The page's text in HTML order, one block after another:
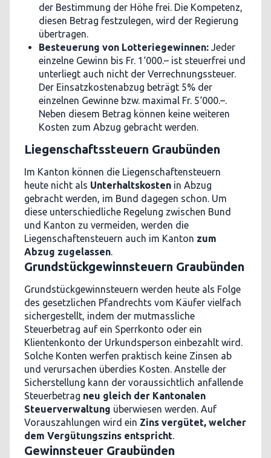
der Bestimmung der Höhe frei. Die Kompetenz,
diesen Betrag festzulegen, wird der Regierung
übertragen.
Besteuerung von Lotteriegewinnen: Jeder
einzelne Gewinn bis Fr. 1‘000.– ist steuerfrei und
unterliegt auch nicht der Verrechnungssteuer.
Der Einsatzkostenabzug beträgt 5% der
einzelnen Gewinne bzw. maximal Fr. 5‘000.–.
Neben diesem Betrag können keine weiteren
Kosten zum Abzug gebracht werden.
Liegenschaftssteuern Graubünden
Im Kanton können die Liegenschaftensteuern
heute nicht als Unterhaltskosten in Abzug
gebracht werden, im Bund dagegen schon. Um
diese unterschiedliche Regelung zwischen Bund
und Kanton zu vermeiden, werden die
Liegenschaftensteuern auch im Kanton zum
Abzug zugelassen.
Grundstückgewinnsteuern Graubünden
Grundstückgewinnsteuern werden heute als Folge
des gesetzlichen Pfandrechts vom Käufer vielfach
sichergestellt, indem der mutmassliche
Steuerbetrag auf ein Sperrkonto oder ein
Klientenkonto der Urkundsperson einbezahlt wird.
Solche Konten werfen praktisch keine Zinsen ab
und verursachen überdies Kosten. Anstelle der
Sicherstellung kann der voraussichtlich anfallende
Steuerbetrag neu gleich der Kantonalen
Steuerverwaltung überwiesen werden. Auf
Vorauszahlungen wird ein Zins vergütet, welcher
dem Vergütungszins entspricht.
Gewinnsteuer Graubünden